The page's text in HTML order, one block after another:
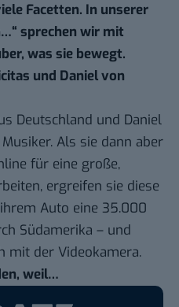
Facetten. In unserer
“ sprechen wir mit
was sie bewegt.
und Daniel von
Deutschland und Daniel
Als sie dann aber
für eine große,
ergreifen sie diese
Auto eine 35.000
Südamerika – und
mit der Videokamera.
weil…